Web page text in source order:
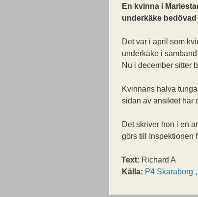
En kvinna i
underkäke
Det var i april som
underkäke i
Nu i december sitter
Kvinnans halva
sidan av ansiktet har
Det skriver hon i en
görs till Inspektionen
Text: Richard A
Källa: P4 Skaraborg